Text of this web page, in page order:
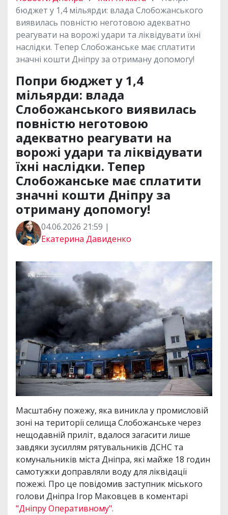
бюджет у 1,4 мільярди: влада Слобожанського
виявилась повністю неготовою адекватно
реагувати на ворожі удари та ліквідувати їхні
наслідки. Тепер Слобожанське має сплатити
значні кошти Дніпру за отриману допомогу!
Попри бюджет у 1,4
мільярди: влада
Слобожанського виявилась
повністю неготовою
адекватно реагувати на
ворожі удари та ліквідувати
їхні наслідки. Тепер
Слобожанське має сплатити
значні кошти Дніпру за
отриману допомогу!
04.06.2026 21:59 |
Екатерина Давиденко
Масштабну пожежу, яка виникла у промисловій
зоні на території селища Слобожанське через
нещодавній приліт, вдалося загасити лише
завдяки зусиллям рятувальників ДСНС та
комунальників міста Дніпра, які майже 18 годин
самотужки доправляли воду для ліквідації
пожежі. Про це повідомив заступник міського
голови Дніпра Ігор Маковцев в коментарі
"Дніпру Оперативному".